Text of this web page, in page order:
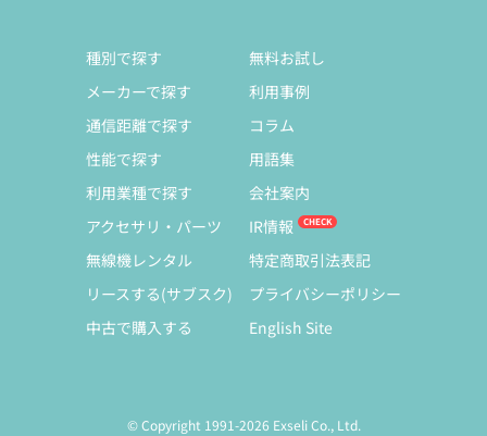
種別で探す
メーカーで探す
通信距離で探す
性能で探す
利用業種で探す
アクセサリ・パーツ
無線機レンタル
リースする(サブスク)
中古で購入する
無料お試し
利用事例
コラム
用語集
会社案内
IR情報
特定商取引法表記
プライバシーポリシー
English Site
© Copyright 1991-2026 Exseli Co., Ltd.